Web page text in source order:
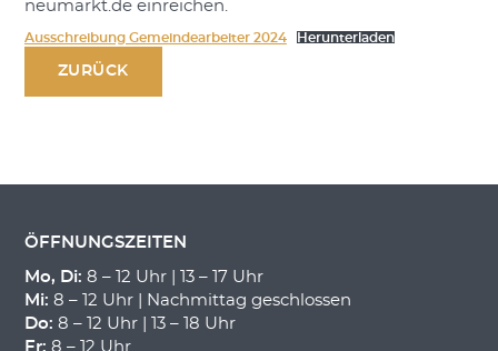
neumarkt.de einreichen.
Ausschreibung Gemeindearbeiter 2024 Herunterladen
ZURÜCK
ÖFFNUNGSZEITEN
Mo, Di: 8 – 12 Uhr | 13 – 17 Uhr
Mi: 8 – 12 Uhr | Nachmittag geschlossen
Do: 8 – 12 Uhr | 13 – 18 Uhr
Fr: 8 – 12 Uhr